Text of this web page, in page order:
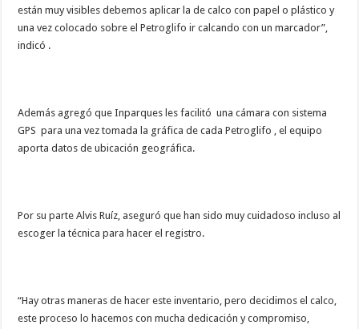
están muy visibles debemos aplicar la de calco con papel o plástico y
una vez colocado sobre el Petroglifo ir calcando con un marcador”,
indicó .
Además agregó que Inparques les facilitó una cámara con sistema
GPS para una vez tomada la gráfica de cada Petroglifo , el equipo
aporta datos de ubicación geográfica.
Por su parte Alvis Ruíz, aseguró que han sido muy cuidadoso incluso al
escoger la técnica para hacer el registro.
“Hay otras maneras de hacer este inventario, pero decidimos el calco,
este proceso lo hacemos con mucha dedicación y compromiso,